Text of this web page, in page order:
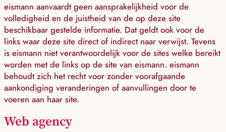
eismann aanvaardt geen aansprakelijkheid voor de
volledigheid en de juistheid van de op deze site
beschikbaar gestelde informatie. Dat geldt ook voor de
links waar deze site direct of indirect naar verwijst. Tevens
is eismann niet verantwoordelijk voor de sites welke bereikt
worden met de links op de site van eismann. eismann
behoudt zich het recht voor zonder voorafgaande
aankondiging veranderingen of aanvullingen door te
voeren aan haar site.
Web agency